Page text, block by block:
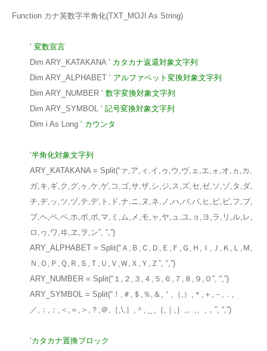
Function カナ英数字半角化(TXT_MOJI As String)
‘ 変数宣言
Dim ARY_KATAKANA ‘ カタカナ返還対象文字列
Dim ARY_ALPHABET ‘ アルファベット変換対象文字列
Dim ARY_NUMBER ‘ 数字変換対象文字列
Dim ARY_SYMBOL ‘ 記号変換対象文字列
Dim i As Long ‘ カウンタ
‘半角化対象文字列
ARY_KATAKANA = Split(“ァ,ア,ィ,イ,ゥ,ウ,ヴ,ェ,エ,ォ,オ,ヵ,カ,
ガ,キ,ギ,ク,グ,ヶ,ケ,ゲ,コ,ゴ,サ,ザ,シ,ジ,ス,ズ,セ,ゼ,ソ,ゾ,タ,ダ,
チ,ヂ,ッ,ツ,ヅ,テ,デ,ト,ド,ナ,ニ,ヌ,ネ,ノ,ハ,バ,パ,ヒ,ビ,ピ,フ,ブ,
プ,ヘ,ベ,ペ,ホ,ボ,ポ,マ,ミ,ム,メ,モ,ャ,ヤ,ュ,ユ,ョ,ヨ,ラ,リ,ル,レ,
ロ,ヮ,ワ,ヰ,ヱ,ヲ,ン”, “,”)
ARY_ALPHABET = Split(“Ａ,Ｂ,Ｃ,Ｄ,Ｅ,Ｆ,Ｇ,Ｈ,Ｉ,Ｊ,Ｋ,Ｌ,Ｍ,
Ｎ,Ｏ,Ｐ,Ｑ,Ｒ,Ｓ,Ｔ,Ｕ,Ｖ,Ｗ,Ｘ,Ｙ,Ｚ”, “,”)
ARY_NUMBER = Split(“１,２,３,４,５,６,７,８,９,０”, “,”)
ARY_SYMBOL = Split(“！,＃,＄,％,＆,＇,（,）,＊,＋,－,．,
／,：,；,＜,＝,＞,？,＠,［,\,］,＾,＿,｛,｜,｝,。,、,，”, “,”)
‘カタカナ置換ブロック